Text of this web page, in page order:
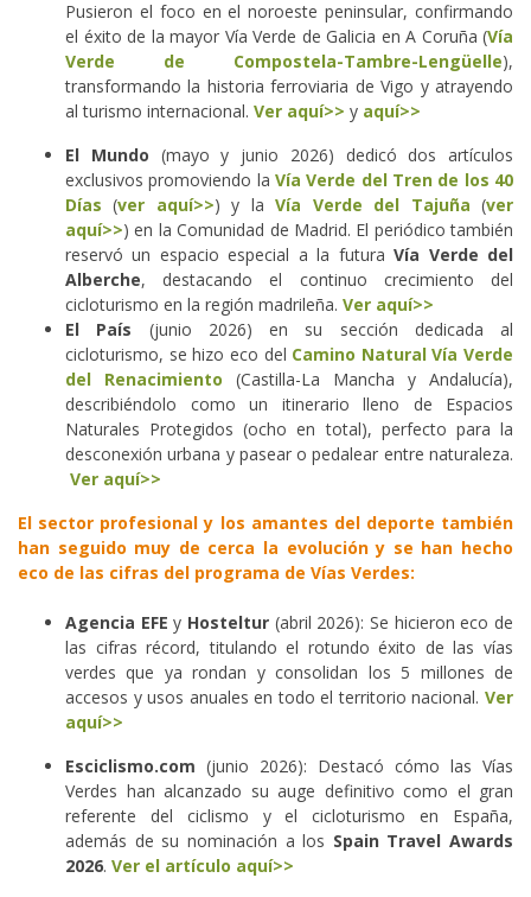
Pusieron el foco en el noroeste peninsular, confirmando
el éxito de la mayor Vía Verde de Galicia en A Coruña (Vía
Verde de Compostela-Tambre-Lengüelle),
transformando la historia ferroviaria de Vigo y atrayendo
al turismo internacional. Ver aquí>> y aquí>>
El Mundo (mayo y junio 2026) dedicó dos artículos
exclusivos promoviendo la Vía Verde del Tren de los 40
Días (ver aquí>>) y laVía Verde del Tajuña (ver
aquí>>) en la Comunidad de Madrid. El periódico también
reservó un espacio especial a la futuraVía Verde del
Alberche, destacando el continuo crecimiento del
cicloturismo en la región madrileña. Ver aquí>>
El País (junio 2026) en su sección dedicada al
cicloturismo, se hizo eco del Camino Natural Vía Verde
del Renacimiento (Castilla-La Mancha y Andalucía),
describiéndolo como un itinerario lleno de Espacios
Naturales Protegidos (ocho en total), perfecto para la
desconexión urbana y pasear o pedalear entre naturaleza.
Ver aquí>>
El sector profesional y los amantes del deporte también
han seguido muy de cerca la evolución y se han hecho
eco de las cifras del programa de Vías Verdes:
Agencia EFE y Hosteltur (abril 2026): Se hicieron eco de
las cifras récord, titulando el rotundo éxito de las vías
verdes que ya rondan y consolidan los 5 millones de
accesos y usos anuales en todo el territorio nacional. Ver
aquí>>
Esciclismo.com (junio 2026): Destacó cómo las Vías
Verdes han alcanzado su auge definitivo como el gran
referente del ciclismo y el cicloturismo en España,
además de su nominación a los Spain Travel Awards
2026. Ver el artículo aquí>>